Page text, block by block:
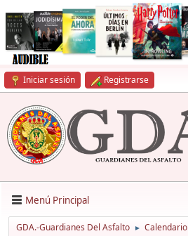
Iniciar sesión Registrarse
Menú Principal
GDA.-Guardianes Del Asfalto ► Calendario